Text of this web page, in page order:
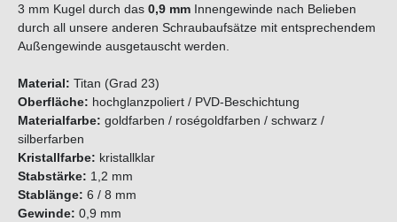
3 mm Kugel durch das 0,9 mm Innengewinde nach Belieben
durch all unsere anderen Schraubaufsätze mit entsprechendem
Außengewinde ausgetauscht werden.
Material: Titan (Grad 23)
Oberfläche: hochglanzpoliert / PVD-Beschichtung
Materialfarbe: goldfarben / roségoldfarben / schwarz /
silberfarben
Kristallfarbe: kristallklar
Stabstärke: 1,2 mm
Stablänge: 6 / 8 mm
Gewinde: 0,9 mm